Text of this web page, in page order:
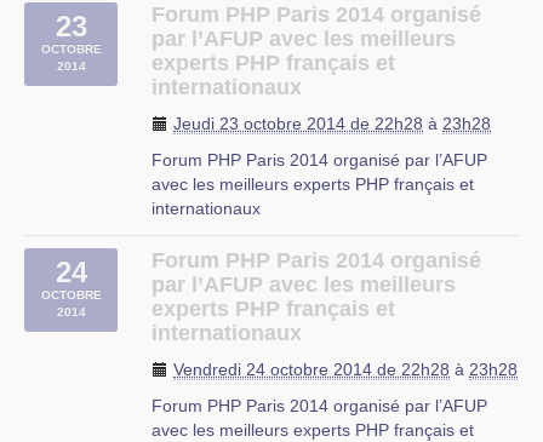
amènerait à être en retard. Nous nous
retrouvons à 18h (à quelques minutes près
éventuellement).
Je pense qu’il devient inutile de préciser (…)
CIP Proville
23
OCTOBRE
2014
Forum PHP Paris 2014 organisé
par l’AFUP avec les meilleurs
experts PHP français et
internationaux
Jeudi 23 octobre 2014 de 22h28 à 23h28
Forum PHP Paris 2014 organisé par l’AFUP
avec les meilleurs experts PHP français et
internationaux
Quand il s’agit de choisir le meilleur langage
pour faire du web, les débats sont sans fin :
Java est le plus stable, Ruby est le plus souple,
Python est (…)
Le Beffroi de Montrouge
92120 Montrouge
24
OCTOBRE
2014
Forum PHP Paris 2014 organisé
par l’AFUP avec les meilleurs
experts PHP français et
internationaux
Vendredi 24 octobre 2014 de 22h28 à 23h28
Forum PHP Paris 2014 organisé par l’AFUP
avec les meilleurs experts PHP français et